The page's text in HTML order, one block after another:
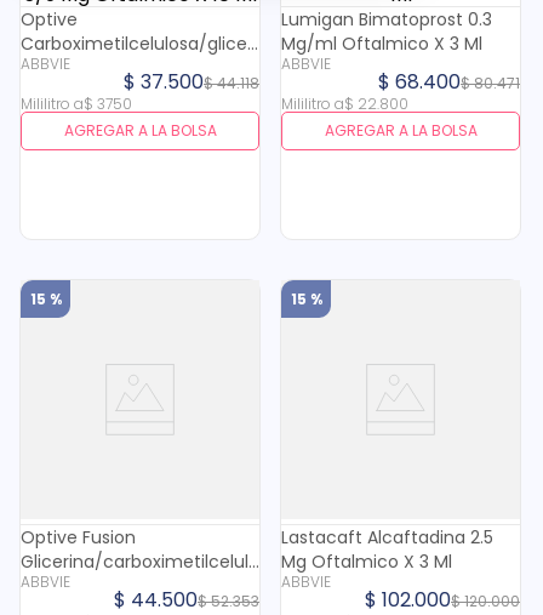
Optive
Carboximetilcelulosa/glicerina
5/9 Mg Oftalmico X 10 Ml
ABBVIE
$44.118
$ 37.500
Mililitro a$ 3750
AGREGAR A LA BOLSA
Lumigan Bimatoprost 0.3
Mg/ml Oftalmico X 3 Ml
ABBVIE
$80.471
$ 68.400
Mililitro a$ 22.800
AGREGAR A LA BOLSA
15 %
Optive Fusion
Glicerina/carboximetilcelulosa
9/5 Mg Oftalmico X 10 Ml
ABBVIE
$52.353
$ 44.500
15 %
Lastacaft Alcaftadina 2.5
Mg Oftalmico X 3 Ml
ABBVIE
$120.000
$ 102.000
6.
acetaminofén
7.
pañales
8.
wegovy
9.
cyclofem
10. vitamina c